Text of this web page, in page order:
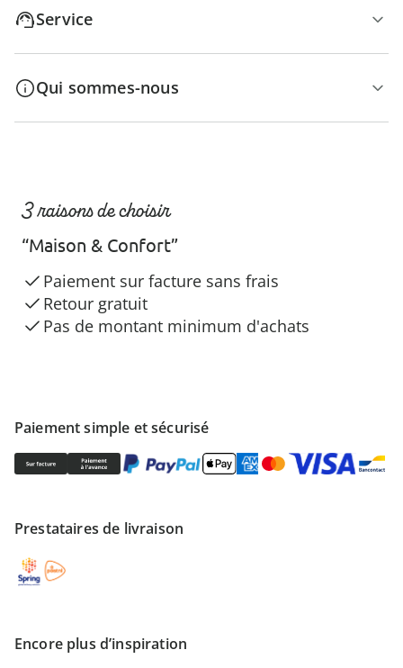
Service
Qui sommes-nous
Paiement simple et sécurisé
Prestataires de livraison
Encore plus d’inspiration
3 raisons de choisir
“Maison & Confort”
Paiement sur facture sans frais
Retour gratuit
Pas de montant minimum d'achats